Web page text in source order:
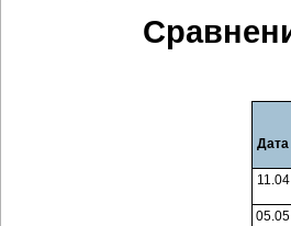
Дата
11.04
05.05